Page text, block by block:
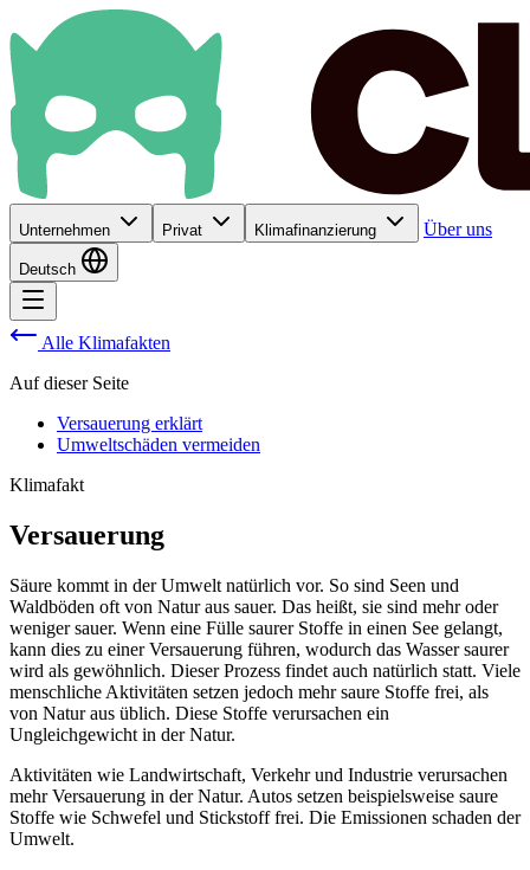
Unternehmen Privat Klimafinanzierung Über uns
Deutsch
Alle Klimafakten
Auf dieser Seite
Versauerung erklärt
Umweltschäden vermeiden
Klimafakt
Versauerung
Säure kommt in der Umwelt natürlich vor. So sind Seen und
Waldböden oft von Natur aus sauer. Das heißt, sie sind mehr oder
weniger sauer. Wenn eine Fülle saurer Stoffe in einen See gelangt,
kann dies zu einer Versauerung führen, wodurch das Wasser saurer
wird als gewöhnlich. Dieser Prozess findet auch natürlich statt. Viele
menschliche Aktivitäten setzen jedoch mehr saure Stoffe frei, als
von Natur aus üblich. Diese Stoffe verursachen ein
Ungleichgewicht in der Natur.
Aktivitäten wie Landwirtschaft, Verkehr und Industrie verursachen
mehr Versauerung in der Natur. Autos setzen beispielsweise saure
Stoffe wie Schwefel und Stickstoff frei. Die Emissionen schaden der
Umwelt.